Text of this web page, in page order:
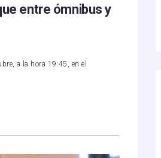
entre ómnibus y
a la hora 19:45, en el